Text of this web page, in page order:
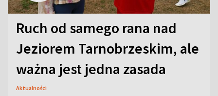
Ruch od samego rana nad
Jeziorem Tarnobrzeskim, ale
ważna jest jedna zasada
Aktualności